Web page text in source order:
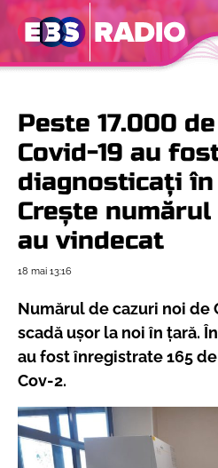
Peste 17.000
Covid-19 au
diagnosticați în
Crește
au vindecat
18 mai 13:16
Numărul de cazuri noi de
scadă ușor la noi în țară.
au fost înregistrate 165
Cov-2.